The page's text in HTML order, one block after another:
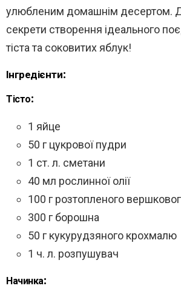
улюбленим домашнім десертом.
секрети створення ідеального
тіста та соковитих яблук!
Інгредієнти:
Тісто:
1 яйце
50 г цукрової пудри
1 ст. л. сметани
40 мл рослинної олії
100 г розтопленого
300 г борошна
50 г кукурудзяного крохмалю
1 ч. л. розпушувач
Начинка: